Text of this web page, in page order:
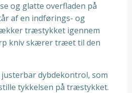
og glatte overfladen på
af en indførings- og
træstykket igennem
kniv skærer træet til den
dybdekontrol, som
tykkelsen på træstykket.